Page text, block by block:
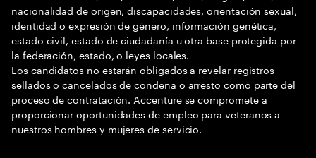
nacionalidad de origen, discapacidades, orientación sexual,
identidad o expresión de género, información genética,
estado civil, estado de ciudadanía u otra base protegida por
la federación, estado, o leyes locales.
Los candidatos no estarán obligados a revelar registros
sellados o cancelados de condena o arresto como parte del
proceso de contratación. Accenture se compromete a
proporcionar oportunidades de empleo para veteranos a
nuestros hombres y mujeres de servicio.